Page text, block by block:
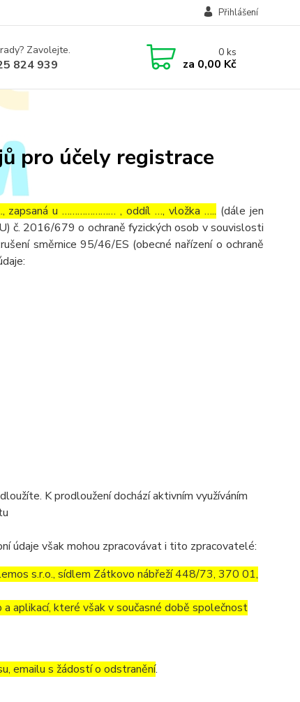
Přihlášení
Zavolejte.
824 939
0ks
za 0,00 Kč
pro účely registrace
u ………………… , oddíl …, vložka ….. (dále jen
č. 2016/679 o ochraně fyzických osob v souvislosti
směrnice 95/46/ES (obecné nařízení o ochraně
K prodloužení dochází aktivním využíváním
údaje však mohou zpracovávat i tito zpracovatelé:
s.r.o., sídlem Zátkovo nábřeží 448/73, 370 01,
aplikací, které však v současné době společnost
emailu s žádostí o odstranění.